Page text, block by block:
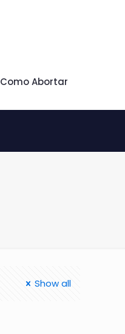
Como Abortar
Show all